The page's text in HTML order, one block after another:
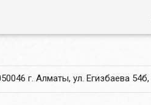
г. Алматы, ул. Егизбаева